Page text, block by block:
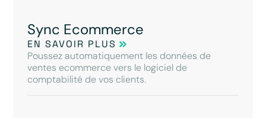
Sync Ecommerce
EN SAVOIR PLUS
Poussez automatiquement les données de
ventes ecommerce vers le logiciel de
comptabilité de vos clients.